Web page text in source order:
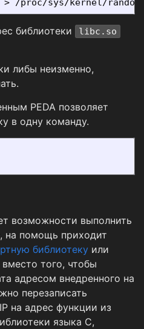
библиотеки libc.so
либы неизменно,
PEDA позволяет
в одну команду.
возможности выполнить
на помощь приходит
библиотеку или
того, чтобы
адресом внедренного на
перезаписать
на адрес функции из
языка C,